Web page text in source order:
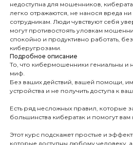
недоступна для мошенников,
легко отражаются, не нанося вреда
сотрудникам. Люди чувствуют себя
могут противостоять уловкам
спокойно и продуктивно работать,
киберугрозами.
Подробное описание
То, что кибермошенники гениальны и
миф.
Без ваших действий, вашей помощи,
устройства и не получить доступа к
Есть ряд несложных правил, которые
большинства кибератак и помогут вам
Этот курс подскажет простые и
которые доступны любому человеку, а